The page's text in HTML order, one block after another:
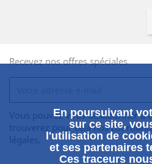
Recevez nos offres spéciales
Vous pouvez vous désabonner à
trouverez pour cela nos
légales.
En poursuivant
sur ce site,
l'utilisation de
et ses partenaires
Ces traceurs